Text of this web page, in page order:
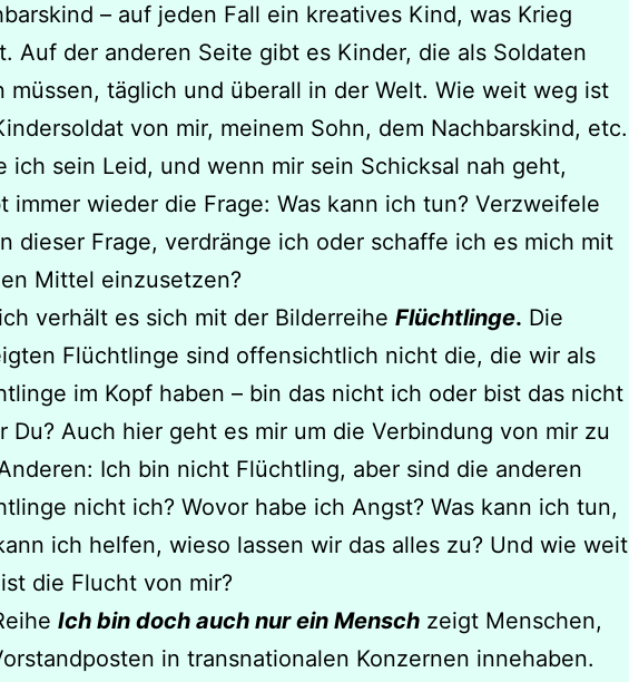
– auf jeden Fall ein kreatives Kind, was Krieg
Auf der anderen Seite gibt es Kinder, die als Soldaten
müssen, täglich und überall in der Welt. Wie weit weg ist
von mir, meinem Sohn, dem Nachbarskind, etc.
ich sein Leid, und wenn mir sein Schicksal nah geht,
immer wieder die Frage: Was kann ich tun? Verzweifele
dieser Frage, verdränge ich oder schaffe ich es mich mit
Mittel einzusetzen?
verhält es sich mit der Bilderreihe Flüchtlinge. Die
Flüchtlinge sind offensichtlich nicht die, die wir als
im Kopf haben – bin das nicht ich oder bist das nicht
Du? Auch hier geht es mir um die Verbindung von mir zu
Ich bin nicht Flüchtling, aber sind die anderen
nicht ich? Wovor habe ich Angst? Was kann ich tun,
ich helfen, wieso lassen wir das alles zu? Und wie weit
die Flucht von mir?
Ich bin doch auch nur ein Mensch zeigt Menschen,
in transnationalen Konzernen innehaben.